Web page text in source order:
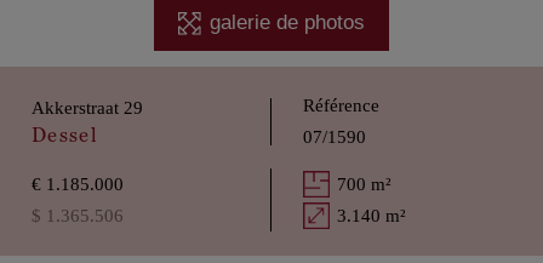
galerie de photos
Akkerstraat 29
Dessel
Référence
07/1590
€ 1.185.000
$ 1.365.506
700 m²
3.140 m²